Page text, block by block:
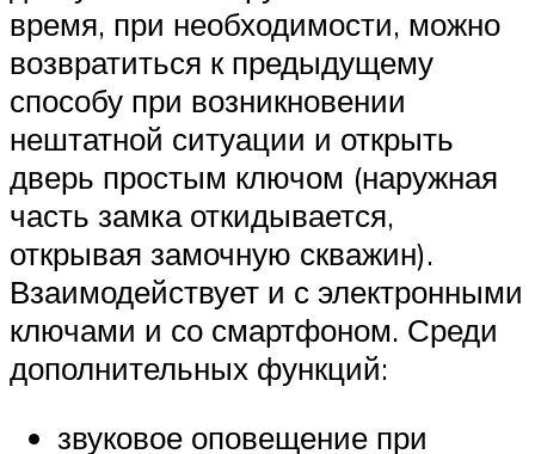
время, при необходимости, можно
возвратиться к предыдущему
способу при возникновении
нештатной ситуации и открыть
дверь простым ключом (наружная
часть замка откидывается,
открывая замочную скважин).
Взаимодействует и с электронными
ключами и со смартфоном. Среди
дополнительных функций:
звуковое оповещение при